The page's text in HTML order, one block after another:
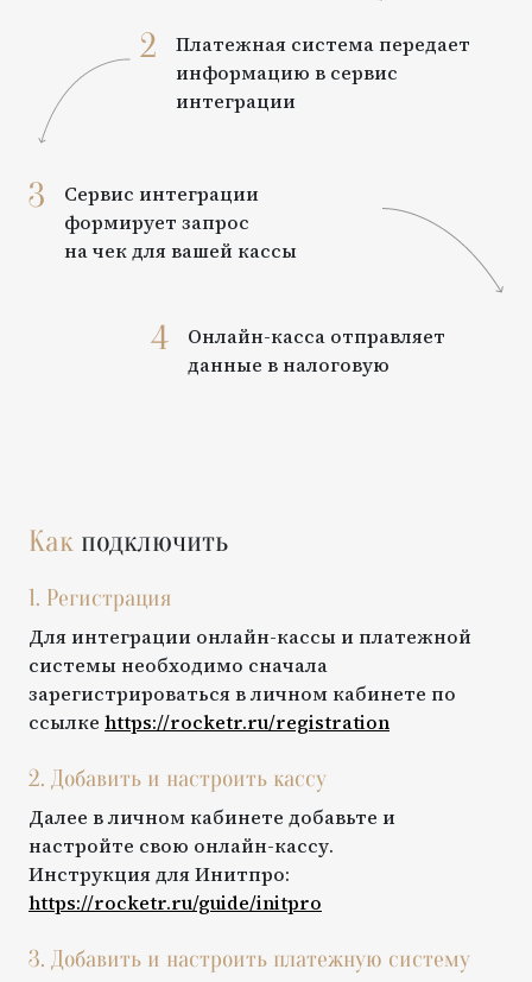
2
Платежная система передает
информацию в сервис
интеграции
3
Сервис интеграции
формирует запрос
на чек для вашей кассы
4
Онлайн-касса отправляет
данные в налоговую
Как подключить
1. Регистрация
Для интеграции онлайн-кассы и платежной
системы необходимо сначала
зарегистрироваться в личном кабинете по
ссылке https://rocketr.ru/registration
2. Добавить и настроить кассу
Далее в личном кабинете добавьте и
настройте свою онлайн-кассу.
Инструкция дляИнитпро:
https://rocketr.ru/guide/initpro
3. Добавить и настроить платежную систему